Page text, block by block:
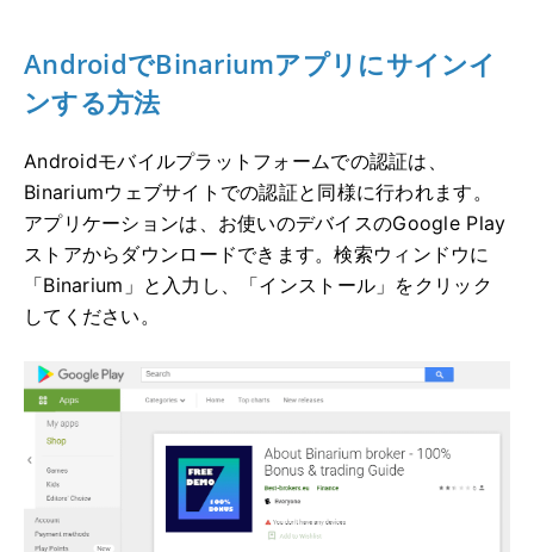
AndroidでBinariumアプリにサインイ
ンする方法
Androidモバイルプラットフォームでの認証は、
Binariumウェブサイトでの認証と同様に行われます。
アプリケーションは、お使いのデバイスのGoogle Play
ストアからダウンロードできます。検索ウィンドウに
「Binarium」と入力し、「インストール」をクリック
してください。